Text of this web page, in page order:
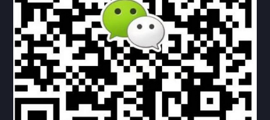
购买流程 版权条款
北京乾行捷通荣获阿里巴巴国际站多项年度荣誉，持续引
领ICT与AI行业发展